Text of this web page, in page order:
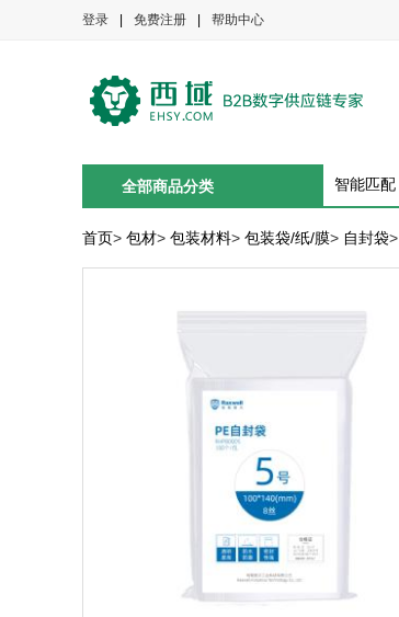
登录 免费注册 帮助中心
全部商品分类 智能匹配
首页> 包材> 包装材料> 包装袋/纸/膜> 自封袋>